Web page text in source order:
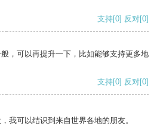
支持[0] 反对[0]
，可以再提升一下，比如能够支持更多地
支持[0] 反对[0]
我可以结识到来自世界各地的朋友。